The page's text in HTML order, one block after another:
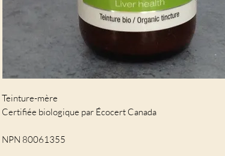
Teinture-mère
Certifiée biologique par Écocert Canada
NPN 80061355